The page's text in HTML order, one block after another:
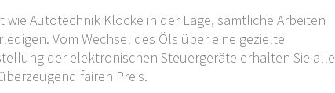
Autotechnik Klocke in der Lage, sämtliche Arbeiten
Vom Wechsel des Öls über eine gezielte
der elektronischen Steuergeräte erhalten Sie alle
fairen Preis.